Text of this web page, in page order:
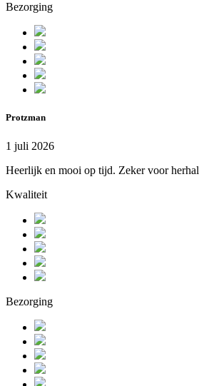
Bezorging
Protzman
1 juli 2026
Heerlijk en mooi op tijd. Zeker voor
Kwaliteit
Bezorging